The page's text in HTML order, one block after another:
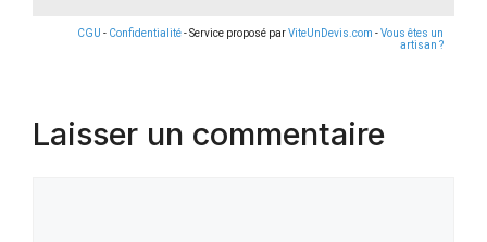
CGU - Confidentialité- Service proposé parViteUnDevis.com -Vous êtes un
artisan ?
Laisser un commentaire